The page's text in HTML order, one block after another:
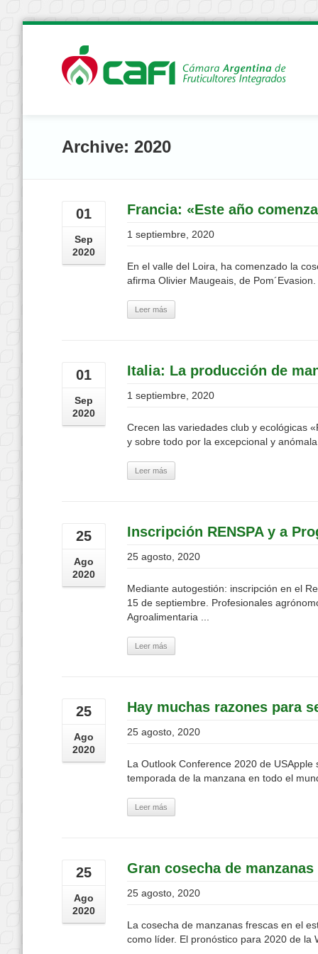
Archive: 2020
01
Sep
2020
Francia: «Este año
1 septiembre, 2020
En el valle del Loira, ha comenzado la
afirma Olivier Maugeais, de
Leer más
01
Sep
2020
Italia: La producción de
1 septiembre, 2020
Crecen las variedades club y ecológicas
y sobre todo por la excepcional y
Leer más
25
Ago
2020
Inscripción RENSPA y a
25 agosto, 2020
Mediante autogestión: inscripción en el
15 de septiembre. Profesionales
Agroalimentaria ...
Leer más
25
Ago
2020
Hay muchas razones para
25 agosto, 2020
La Outlook Conference 2020 de
temporada de la manzana en todo el
Leer más
25
Ago
2020
Gran cosecha de
25 agosto, 2020
La cosecha de manzanas frescas en el
como líder. El pronóstico para 2020 de la